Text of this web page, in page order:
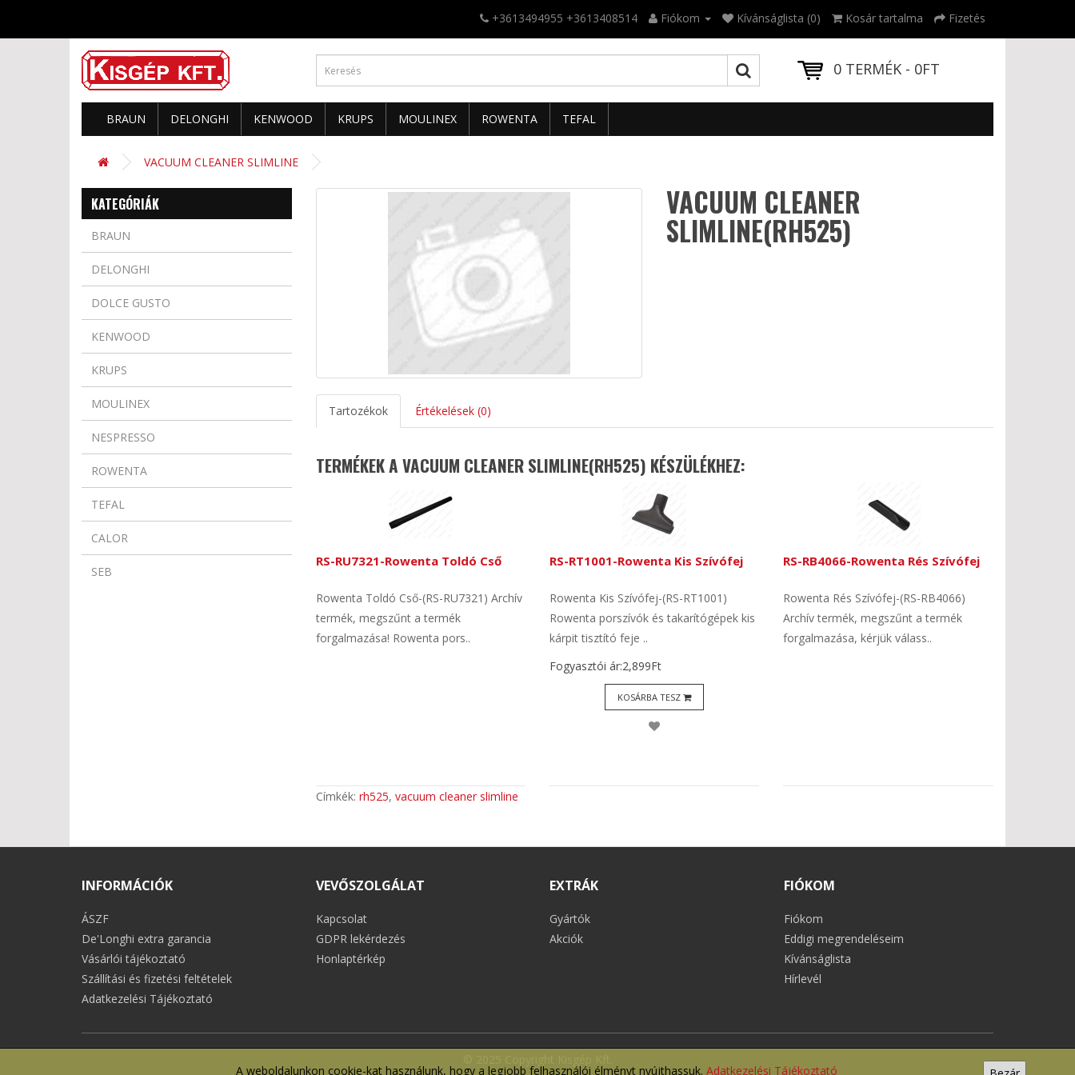
+3613494955 +3613408514 Fiókom Kívánságlista (0) Kosár tartalma Fizetés
A weboldalunkon cookie-kat használunk, hogy a legjobb felhasználói élményt nyújthassuk. Adatkezelési Tájékoztató
0 TERMÉK - 0FT
BRAUN DELONGHI KENWOOD KRUPS MOULINEX ROWENTA TEFAL
VACUUM CLEANER SLIMLINE
KATEGÓRIÁK
BRAUN
DELONGHI
DOLCE GUSTO
KENWOOD
KRUPS
MOULINEX
NESPRESSO
ROWENTA
TEFAL
CALOR
SEB
VACUUM CLEANER
SLIMLINE(RH525)
Tartozékok Értékelések (0)
TERMÉKEK A VACUUM CLEANER SLIMLINE(RH525) KÉSZÜLÉKHEZ:
RS-RU7321-Rowenta Toldó Cső
Rowenta Toldó Cső-(RS-RU7321) Archív
termék, megszűnt a termék
forgalmazása! Rowenta pors..
RS-RT1001-Rowenta Kis Szívófej
Rowenta Kis Szívófej-(RS-RT1001)
Rowenta porszívók és takarítógépek kis
kárpit tisztító feje ..
Fogyasztói ár:2,899Ft
KOSÁRBA TESZ
RS-RB4066-Rowenta Rés Szívófej
Rowenta Rés Szívófej-(RS-RB4066)
Archív termék, megszűnt a termék
forgalmazása, kérjük válass..
Címkék: rh525, vacuum cleaner slimline
INFORMÁCIÓK
ÁSZF
De'Longhi extra garancia
Vásárlói tájékoztató
Szállítási és fizetési feltételek
Adatkezelési Tájékoztató
VEVŐSZOLGÁLAT
Kapcsolat
GDPR lekérdezés
Honlaptérkép
EXTRÁK
Gyártók
Akciók
FIÓKOM
Fiókom
Eddigi megrendeléseim
Kívánságlista
Hírlevél